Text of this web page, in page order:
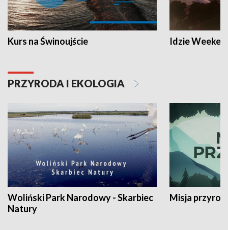
Kurs na Świnoujście Idzie
PRZYRODA I EKOLOGIA
Woliński Park Narodowy - Skarbiec
Natury
Misja